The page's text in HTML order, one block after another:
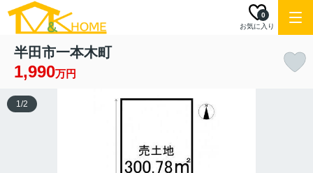
お気に入り
0
半田市一本木町
1,990万円
1/2